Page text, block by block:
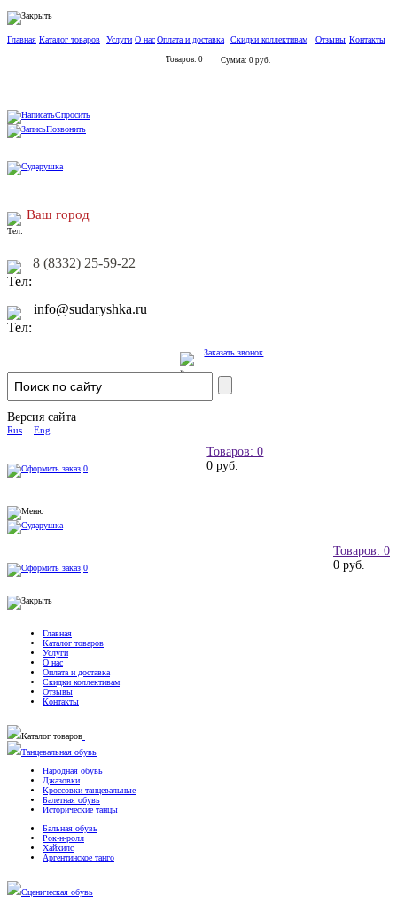
Главная Каталог товаров Услуги О насОплата и доставка Скидки коллективам Отзывы Контакты
Товаров: 0 Сумма: 0 руб.
Спросить
Позвонить
Ваш город
8 (8332) 25-59-22
info@sudaryshka.ru
Заказать звонок
Версия сайта
Rus Eng
Товаров: 0
0 руб.
0
Товаров: 0
0 руб.
0
Главная
Каталог товаров
Услуги
О нас
Оплата и доставка
Скидки коллективам
Отзывы
Контакты
Каталог товаров
Танцевальная обувь
Народная обувь
Джазовки
Кроссовки танцевальные
Балетная обувь
Исторические танцы
Бальная обувь
Рок-н-ролл
Хайхилс
Аргентинское танго
Сценическая обувь